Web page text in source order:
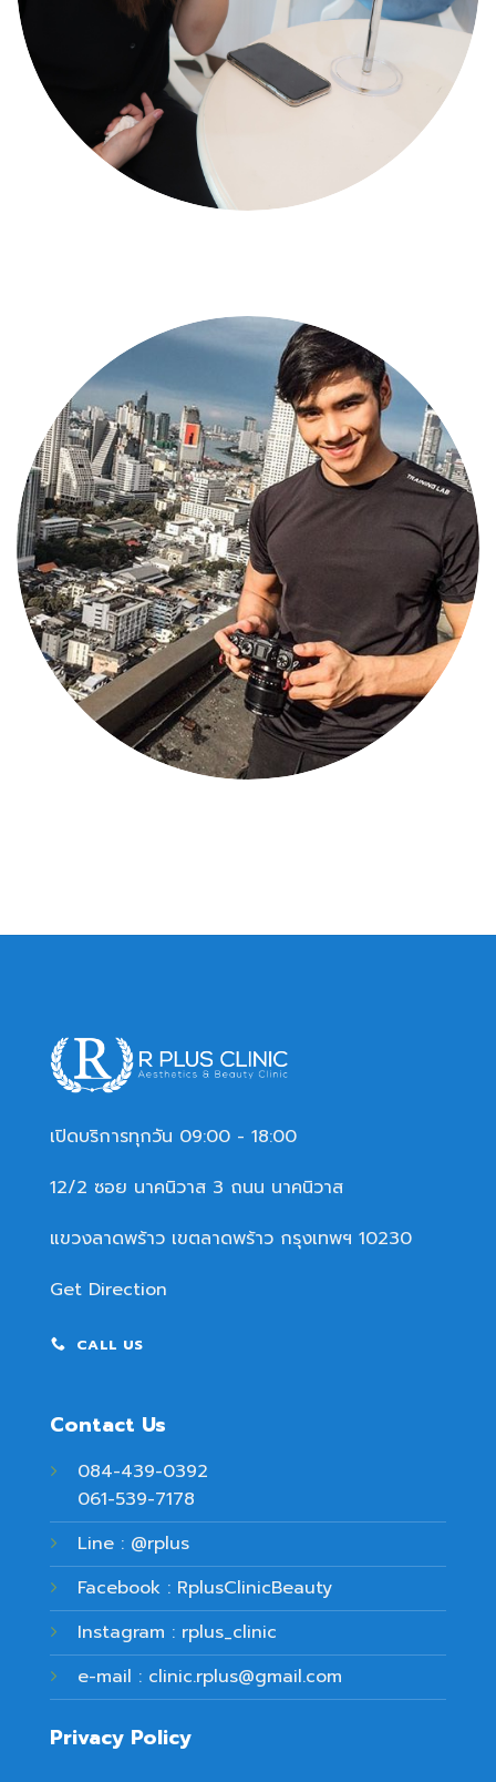
เปิดบริการทุกวัน 09:00 - 18:00
12/2 ซอย นาคนิวาส 3 ถนน นาคนิวาส
แขวงลาดพร้าว เขตลาดพร้าว กรุงเทพฯ 10230
Get Direction
CALL US
Contact Us
084-439-0392
061-539-7178
Line : @rplus
Facebook : RplusClinicBeauty
Instagram : rplus_clinic
e-mail : clinic.rplus@gmail.com
Privacy Policy